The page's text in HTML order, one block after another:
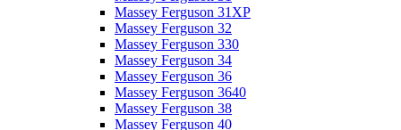
Massey Ferguson 31XP
Massey Ferguson 32
Massey Ferguson 330
Massey Ferguson 34
Massey Ferguson 36
Massey Ferguson 3640
Massey Ferguson 38
Massey Ferguson 40